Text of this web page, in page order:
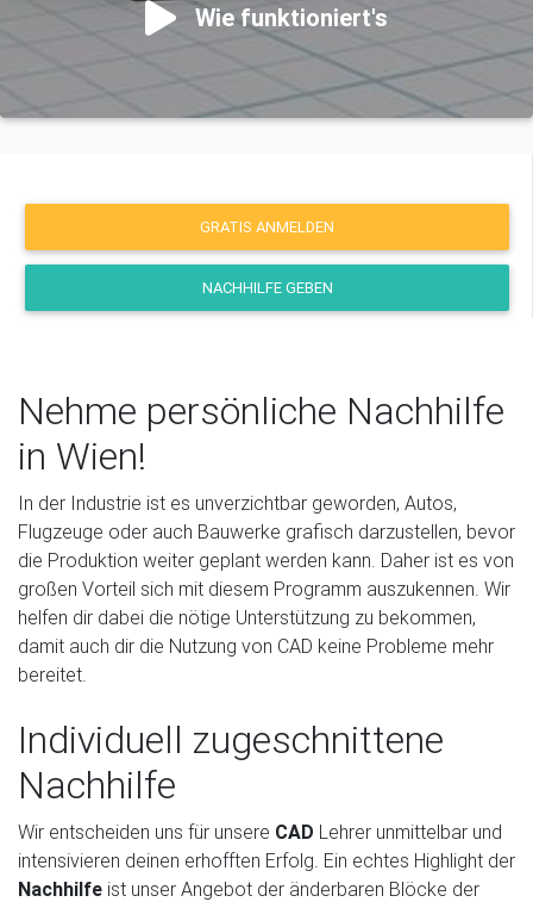
Wie funktioniert's
GRATIS ANMELDEN
NACHHILFE GEBEN
Nehme persönliche Nachhilfe
in Wien!
In der Industrie ist es unverzichtbar geworden, Autos,
Flugzeuge oder auch Bauwerke grafisch darzustellen, bevor
die Produktion weiter geplant werden kann. Daher ist es von
großen Vorteil sich mit diesem Programm auszukennen. Wir
helfen dir dabei die nötige Unterstützung zu bekommen,
damit auch dir die Nutzung von CAD keine Probleme mehr
bereitet.
Individuell zugeschnittene
Nachhilfe
Wir entscheiden uns für unsere CAD Lehrer unmittelbar und
intensivieren deinen erhofften Erfolg. Ein echtes Highlight der
Nachhilfe ist unser Angebot der änderbaren Blöcke der